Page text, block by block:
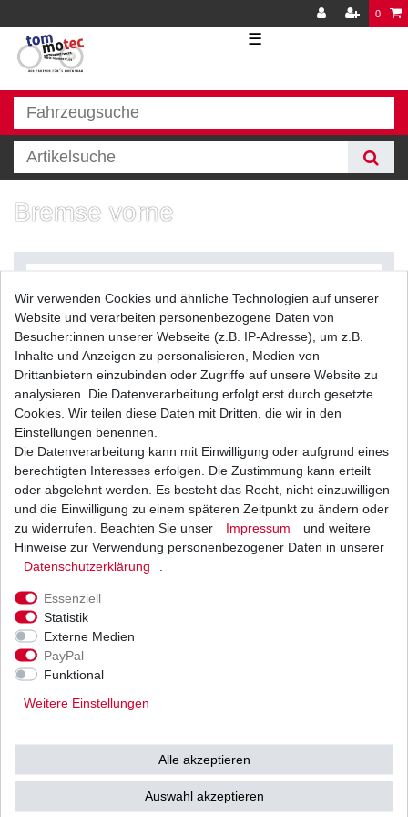
0
☰
Bremse vorne
Filter
Bremsbeläge EBC FA 377 FA377 Standard
Bremsklötze
UVP 30,46 € 20,85 € *
1 Satz | 20,85 € / Satz
inkl. ges. MwSt. zzgl.
Versand
Ab einem Warenwert von
500 Euro versenden wir
53783 Eitorf (
unbedingt Termin
Wir verwenden Cookies und ähnliche Technologien auf unserer
Website und verarbeiten personenbezogene Daten von
Besucher:innen unserer Webseite (z.B. IP-Adresse), um z.B.
Inhalte und Anzeigen zu personalisieren, Medien von
Drittanbietern einzubinden oder Zugriffe auf unsere Website zu
analysieren. Die Datenverarbeitung erfolgt erst durch gesetzte
Cookies. Wir teilen diese Daten mit Dritten, die wir in den
Einstellungen benennen.
Die Datenverarbeitung kann mit Einwilligung oder aufgrund eines
berechtigten Interesses erfolgen. Die Zustimmung kann erteilt
oder abgelehnt werden. Es besteht das Recht, nicht einzuwilligen
und die Einwilligung zu einem späteren Zeitpunkt zu ändern oder
zu widerrufen. Beachten Sie unser
Impressum
und weitere
Hinweise zur Verwendung personenbezogener Daten in unserer
Daten­schutz­erklärung
Essenziell
Statistik
Externe Medien
PayPal
Funktional
Weitere Einstellungen
Alle akzeptieren
Auswahl akzeptieren